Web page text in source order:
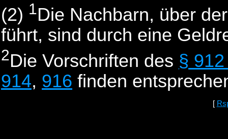
(2) 1Die Nachbarn, über
führt, sind durch eine
2Die Vorschriften des §
914, 916 finden
[